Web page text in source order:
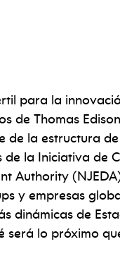
para la
de Thomas
de la estructura
la Iniciativa de
Authority
y empresas
dinámicas de
será lo próximo